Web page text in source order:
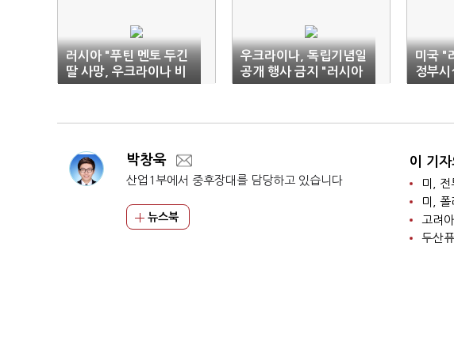
러시아 "푸틴 멘토 두긴
딸 사망, 우크라이나 비
밀요원 소행"
우크라이나, 독립기념일
공개 행사 금지 "러시아
공격 우려"
미국 "
정부시
보 입수
박창욱
산업1부에서 중후장대를 담당하고 있습니다
뉴스북
이 기
미, 전
미,
고려
두산